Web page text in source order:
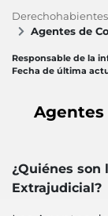
Derechohabientes
Agentes de
Responsable de la
Fecha de última
Agentes
¿Quiénes son
Extrajudicial?